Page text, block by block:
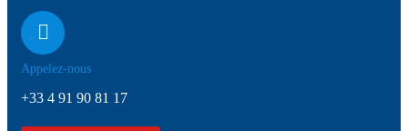
Appelez-nous
+33 4 91 90 81 17